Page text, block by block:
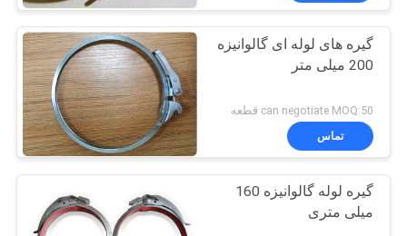
گیره های لوله ای گالوانیزه
200 میلی متر
can negotiate MOQ:50 قطعه
تماس
گیره لوله گالوانیزه 160
میلی متری